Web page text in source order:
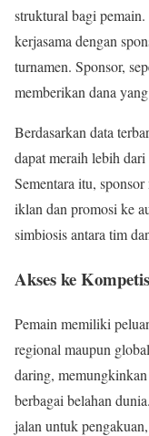
struktural bagi
kerjasama dengan
turnamen. Sponsor,
memberikan dana
Berdasarkan data
dapat meraih lebih
Sementara itu,
iklan dan promosi ke
simbiosis antara tim
Akses ke
Pemain memiliki
regional maupun
daring,
berbagai belahan
jalan untuk